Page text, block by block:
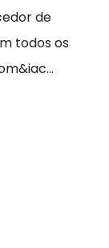
de
todos os